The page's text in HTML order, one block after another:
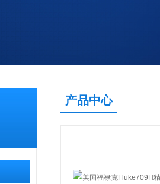
产品中心